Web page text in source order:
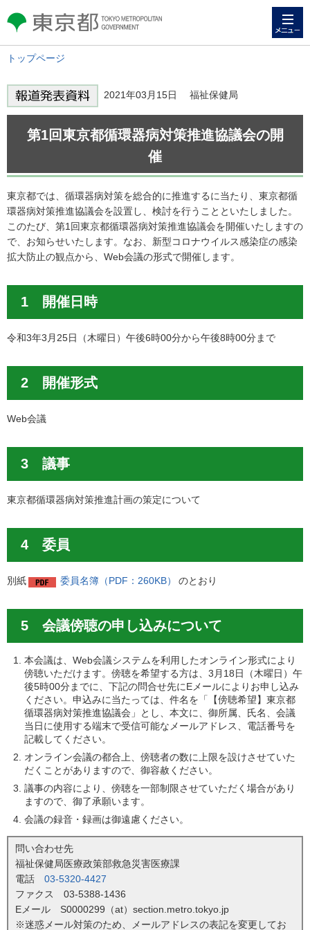
東京都 TOKYO METROPOLITAN
GOVERNMENT
トップページ
2021年03月15日 福祉保健局
第1回東京都循環器病対策推進協議会の開
催
東京都では、循環器病対策を総合的に推進するに当たり、東京都循
環器病対策推進協議会を設置し、検討を行うことといたしました。
このたび、第1回東京都循環器病対策推進協議会を開催いたしますの
で、お知らせいたします。なお、新型コロナウイルス感染症の感染
拡大防止の観点から、Web会議の形式で開催します。
1 開催日時
令和3年3月25日（木曜日）午後6時00分から午後8時00分まで
2 開催形式
Web会議
3 議事
東京都循環器病対策推進計画の策定について
4 委員
別紙 委員名簿（PDF：260KB） のとおり
5 会議傍聴の申し込みについて
本会議は、Web会議システムを利用したオンライン形式により
傍聴いただけます。傍聴を希望する方は、3月18日（木曜日）午
後5時00分までに、下記の問合せ先にEメールによりお申し込み
ください。申込みに当たっては、件名を「【傍聴希望】東京都
循環器病対策推進協議会」とし、本文に、御所属、氏名、会議
当日に使用する端末で受信可能なメールアドレス、電話番号を
記載してください。
オンライン会議の都合上、傍聴者の数に上限を設けさせていた
だくことがありますので、御容赦ください。
議事の内容により、傍聴を一部制限させていただく場合があり
ますので、御了承願います。
会議の録音・録画は御遠慮ください。
問い合わせ先
福祉保健局医療政策部救急災害医療課
電話 03-5320-4427
ファクス 03-5388-1436
Eメール S0000299（at）section.metro.tokyo.jp
※迷惑メール対策のため、メールアドレスの表記を変更してお